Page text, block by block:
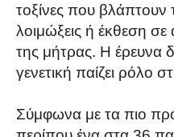
τοξίνες που βλάπτουν
λοιμώξεις ή έκθεση σε
της μήτρας. Η έρευνα
γενετική παίζει ρόλο
Σύμφωνα με τα πιο